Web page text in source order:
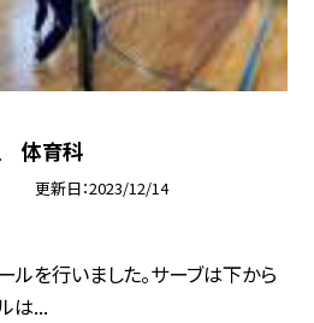
体育科
更新日 2023/12/14
ルを行いました。サーブは下から
は...